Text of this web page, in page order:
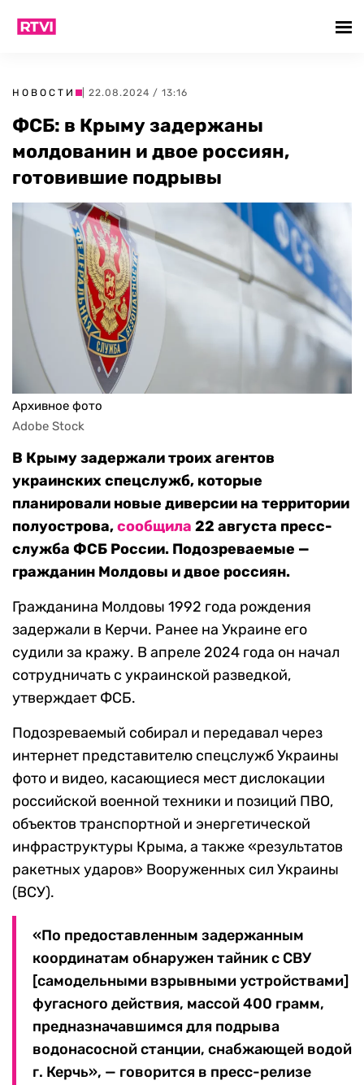
НОВОСТИ | 22.08.2024 / 13:16
ФСБ: в Крыму задержаны
молдованин и двое россиян,
готовившие подрывы
Архивное фото
Adobe Stock
В Крыму задержали троих агентов
украинских спецслужб, которые
планировали новые диверсии на территории
полуострова,сообщила 22 августа пресс-
служба ФСБ России. Подозреваемые —
гражданин Молдовы и двое россиян.
Гражданина Молдовы 1992 года рождения
задержали в Керчи. Ранее на Украине его
судили за кражу. В апреле 2024 года он начал
сотрудничать с украинской разведкой,
утверждает ФСБ.
Подозреваемый собирал и передавал через
интернет представителю спецслужб Украины
фото и видео, касающиеся мест дислокации
российской военной техники и позиций ПВО,
объектов транспортной и энергетической
инфраструктуры Крыма, а также «результатов
ракетных ударов» Вооруженных сил Украины
(ВСУ).
«По предоставленным задержанным
координатам обнаружен тайник с СВУ
[самодельными взрывными устройствами]
фугасного действия, массой 400 грамм,
предназначавшимся для подрыва
водонасосной станции, снабжающей водой
г. Керчь», — говорится в пресс-релизе